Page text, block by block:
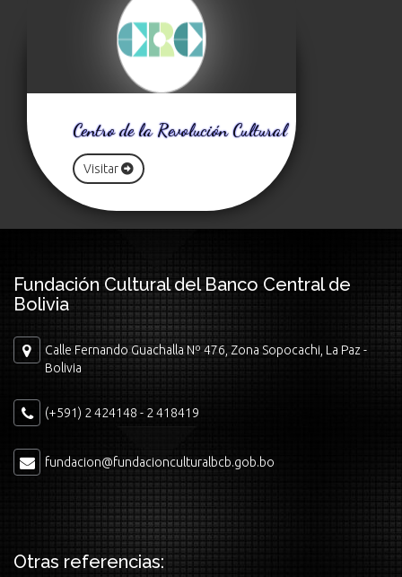
Centro de la Revolución Cultural
Visitar
Fundación Cultural del Banco Central de
Bolivia
Calle Fernando Guachalla Nº 476, Zona Sopocachi, La Paz -
Bolivia
(+591) 2 424148 - 2 418419
fundacion@fundacionculturalbcb.gob.bo
Otras referencias: